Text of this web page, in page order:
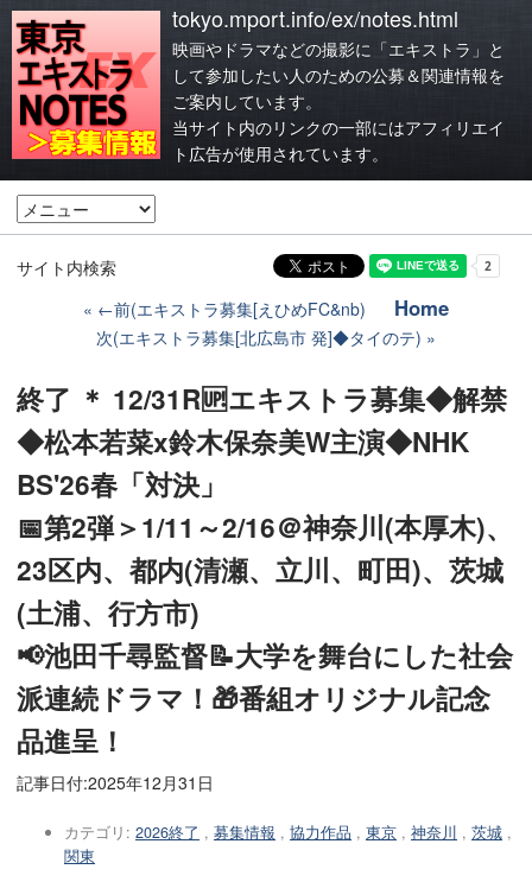
tokyo.mport.info/ex/notes.html
映画やドラマなどの撮影に「エキストラ」と
して参加したい人のための公募＆関連情報を
ご案内しています。
当サイト内のリンクの一部にはアフィリエイ
ト広告が使用されています。
サイト内検索
←前(エキストラ募集[えひめFC&nb)
Home
次(エキストラ募集[北広島市 発]◆タイのテ)
終了 ＊ 12/31R🆙エキストラ募集◆解禁
◆松本若菜x鈴木保奈美W主演◆NHK
BS'26春「対決」
📅第2弾＞1/11～2/16＠神奈川(本厚木)、
23区内、都内(清瀬、立川、町田)、茨城
(土浦、行方市)
📢池田千尋監督📝大学を舞台にした社会
派連続ドラマ！🎁番組オリジナル記念
品進呈！
記事日付:2025年12月31日
カテゴリ: 2026終了 , 募集情報 , 協力作品 , 東京 , 神奈川 , 茨城 ,
関東